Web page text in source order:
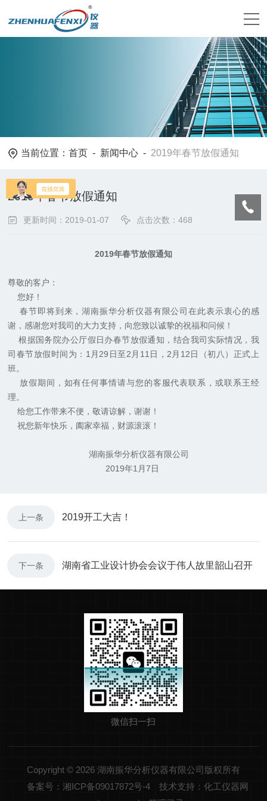
当前位置：首页 - 新闻中心 - 2019年春节放假通知
2019年春节放假通知
更新时间：2019-01-07 点击次数：468
2019年春节放假通知
尊敬的客户：
您好！
春节即将到来，湖南振华分析仪器有限公司在此表示衷心的感
谢，感谢您对我司的大力支持，向您致以诚挚的祝福和问候！
根据国务院办公厅假日办春节放假通知，结合我司实际情况，我
司春节放假时间为： 1 月 29 日至2 月 11 日 ， 2 月 12日
（初八）正式上
班。
放假期间，如有任何事情请与您的客服代表联系，或联系王经
理。
给您工作带来不便，敬请谅解，谢谢！
祝您新年快乐，阖家幸福，财源滚滚！
湖南振华分析仪器有限公司
2019年1 月7日
上一条 2019开工大吉！
下一条 湖南省工业设计协会会议于伟人故里韶山召开
微信扫一扫
Copyright © 2026 湖南振华分析仪器有限公司版权所有
备案号：湘ICP备09017872号-4
技术支持：化工仪器网